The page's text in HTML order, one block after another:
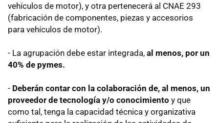
vehículos de motor), y otra pertenecerá al CNAE 293
(fabricación de componentes, piezas y accesorios
para vehículos de motor).
- La agrupación debe estar integrada, al menos, por un
40% de pymes.
- Deberán contar con la colaboración de, al menos, un
proveedor de tecnología y/o conocimiento y que
como tal, tenga la capacidad técnica y organizativa